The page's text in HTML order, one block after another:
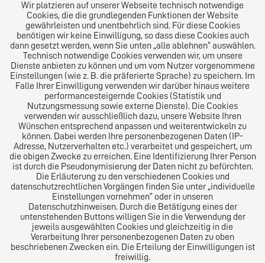
Das europäische Kanzlei-Netzwerk
Impressum
Datenschutz
Wir platzieren auf unserer Webseite technisch notwendige
Cookies, die die grundlegenden Funktionen der Website
gewährleisten und unentbehrlich sind. Für diese Cookies
benötigen wir keine Einwilligung, so dass diese Cookies auch
dann gesetzt werden, wenn Sie unten „alle ablehnen“ auswählen.
Technisch notwendige Cookies verwenden wir, um unsere
Dienste anbieten zu können und um vom Nutzer vorgenommene
Einstellungen (wie z. B. die präferierte Sprache) zu speichern. Im
Falle Ihrer Einwilligung verwenden wir darüber hinaus weitere
performancesteigernde Cookies (Statistik und
Nutzungsmessung sowie externe Dienste). Die Cookies
verwenden wir ausschließlich dazu, unsere Website Ihren
Wünschen entsprechend anpassen und weiterentwickeln zu
können. Dabei werden Ihre personenbezogenen Daten (IP-
Adresse, Nutzerverhalten etc.) verarbeitet und gespeichert, um
die obigen Zwecke zu erreichen. Eine Identifizierung Ihrer Person
ist durch die Pseudonymisierung der Daten nicht zu befürchten.
Die Erläuterung zu den verschiedenen Cookies und
datenschutzrechtlichen Vorgängen finden Sie unter „individuelle
Einstellungen vornehmen“ oder in unseren
Datenschutzhinweisen. Durch die Betätigung eines der
untenstehenden Buttons willigen Sie in die Verwendung der
jeweils ausgewählten Cookies und gleichzeitig in die
Verarbeitung Ihrer personenbezogenen Daten zu oben
beschriebenen Zwecken ein. Die Erteilung der Einwilligungen ist
freiwillig.